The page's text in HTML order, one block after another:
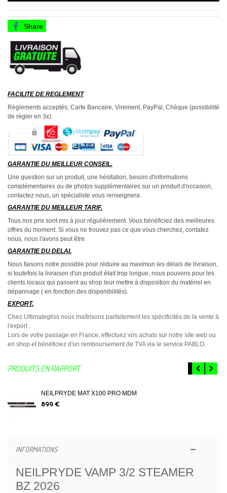
Share
FACILITE DE REGLEMENT
Règlements acceptés; Carte Bancaire, Virement, PayPal, Chèque (possibilité
de régler en 3x).
GARANTIE DU MEILLEUR CONSEIL.
Une question sur un produit, une hésitation, besoin d'informations
complémentaires ou de photos supplémentaires sur un produit d'occasion,
contactez nous, un spécialiste vous renseignera.
GARANTIE DU MEILLEUR TARIF.
Tous nos prix sont mis à jour régulièrement. Vous bénéficiez des meilleures
offres du moment. Si vous ne trouvez pas ce que vous cherchez, contatez
nous, nous l'avons peut être.
GARANTIE DU DELAI.
Nous faisons notre possible pour réduire au maximun les délais de livraison,
si toutefois la livraison d'un produit était trop longue, nous pouvons pour les
clients locaux qui passent au shop leur mettre à disposition du matériel en
dépannage ( en fonction des disponibilités).
EXPORT.
Chez Ultimategliss nous maîtrisons parfaitement les spécificités de la vente à
l'export .
Lors de votre passage en France, effectuez vos achats sur notre site web ou
en shop et bénéficiez d'un remboursement de TVA via le service PABLO.
PRODUITS EN RAPPORT
NEILPRYDE MAT X100 PRO MDM
899 €
INFORMATIONS
NEILPRYDE VAMP 3/2 STEAMER
BZ 2026